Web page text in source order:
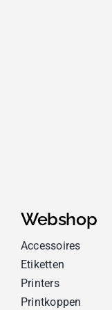
Webshop
Accessoires
Etiketten
Printers
Printkoppen